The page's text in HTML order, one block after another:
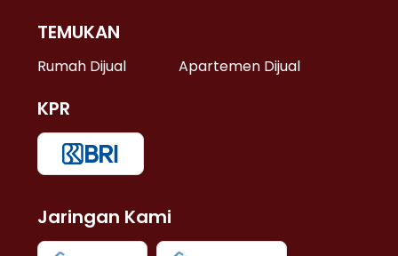
TEMUKAN
Rumah Dijual Apartemen Dijual
KPR
Jaringan Kami